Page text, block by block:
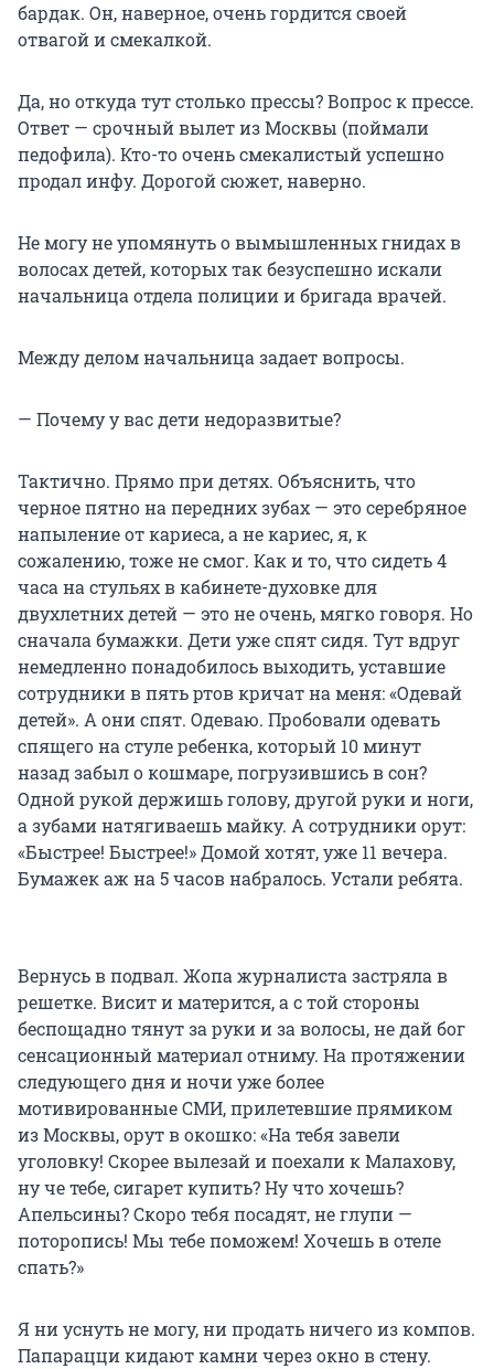
бардак. Он, наверное, очень гордится своей
отвагой и смекалкой.
Да, но откуда тут столько прессы? Вопрос к прессе.
Ответ — срочный вылет из Москвы (поймали
педофила). Кто-то очень смекалистый успешно
продал инфу. Дорогой сюжет, наверно.
Не могу не упомянуть о вымышленных гнидах в
волосах детей, которых так безуспешно искали
начальница отдела полиции и бригада врачей.
Между делом начальница задает вопросы.
— Почему у вас дети недоразвитые?
Тактично. Прямо при детях. Объяснить, что
черное пятно на передних зубах — это серебряное
напыление от кариеса, а не кариес, я, к
сожалению, тоже не смог. Как и то, что сидеть 4
часа на стульях в кабинете-духовке для
двухлетних детей — это не очень, мягко говоря. Но
сначала бумажки. Дети уже спят сидя. Тут вдруг
немедленно понадобилось выходить, уставшие
сотрудники в пять ртов кричат на меня: «Одевай
детей». А они спят. Одеваю. Пробовали одевать
спящего на стуле ребенка, который 10 минут
назад забыл о кошмаре, погрузившись в сон?
Одной рукой держишь голову, другой руки и ноги,
а зубами натягиваешь майку. А сотрудники орут:
«Быстрее! Быстрее!» Домой хотят, уже 11 вечера.
Бумажек аж на 5 часов набралось. Устали ребята.
Вернусь в подвал. Жопа журналиста застряла в
решетке. Висит и матерится, а с той стороны
беспощадно тянут за руки и за волосы, не дай бог
сенсационный материал отниму. На протяжении
следующего дня и ночи уже более
мотивированные СМИ, прилетевшие прямиком
из Москвы, орут в окошко: «На тебя завели
уголовку! Скорее вылезай и поехали к Малахову,
ну че тебе, сигарет купить? Ну что хочешь?
Апельсины? Скоро тебя посадят, не глупи —
поторопись! Мы тебе поможем! Хочешь в отеле
спать?»
Я ни уснуть не могу, ни продать ничего из компов.
Папарацци кидают камни через окно в стену.